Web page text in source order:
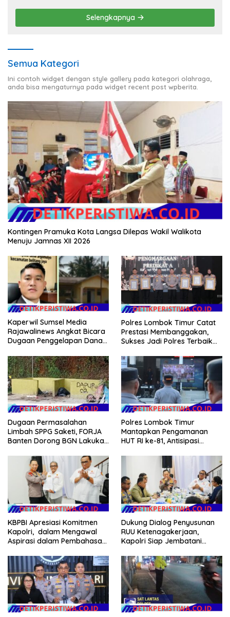
Selengkapnya
Semua Kategori
Ini contoh widget dengan style gallery pada kategori olahraga,
anda bisa mengaturnya pada widget recent post wpberita.
Kontingen Pramuka Kota Langsa Dilepas Wakil Walikota
Menuju Jamnas XII 2026
Kaperwil Sumsel Media
Rajawalinews Angkat Bicara
Dugaan Penggelapan Dana
Argomulyo Belitang Jaya
Hilang 3 Bulan Bawa
Anggaran Pembangunan
Polres Lombok Timur Catat
Prestasi Membanggakan,
Sukses Jadi Polres Terbaik
NTB
Dugaan Permasalahan
Limbah SPPG Saketi, FORJA
Banten Dorong BGN Lakukan
Polres Lombok Timur
Mantapkan Pengamanan
HUT RI ke-81, Antisipasi
Agenda Kapolri
KBPBI Apresiasi Komitmen
Kapolri, dalam Mengawal
Aspirasi dalam Pembahasan
Dukung Dialog Penyusunan
RUU Ketenagakerjaan,
Kapolri Siap Jembatani